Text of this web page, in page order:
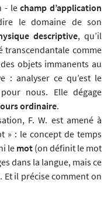
- lechamp d’application
le domaine de son
descriptive, qu’il
transcendantale comme
objets immanents au
: analyser ce qu’est le
nous. Elle dégage
ordinaire.
F. W. est amené à
» : le concept de temps
lemot(on définit le mot
dans la langue, mais ce
Et il précise comment on